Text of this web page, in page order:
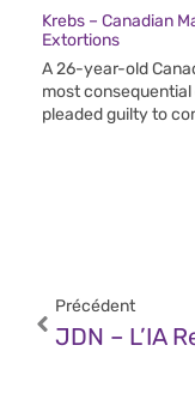
Krebs – Canadian
Extortions
A 26-year-old
most
pleaded guilty to
Précédent